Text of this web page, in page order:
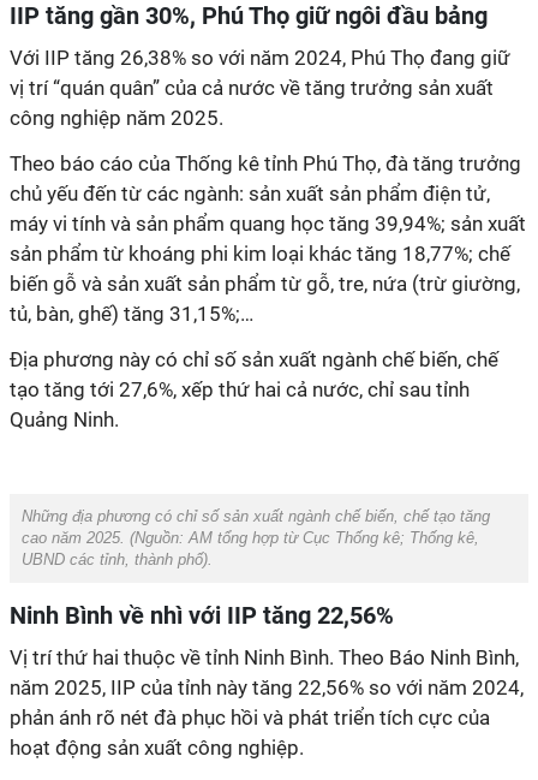
IIP tăng gần 30%, Phú Thọ giữ ngôi đầu bảng
Với IIP tăng 26,38% so với năm 2024, Phú Thọ đang giữ
vị trí “quán quân” của cả nước về tăng trưởng sản xuất
công nghiệp năm 2025.
Theo báo cáo của Thống kê tỉnh Phú Thọ, đà tăng trưởng
chủ yếu đến từ các ngành: sản xuất sản phẩm điện tử,
máy vi tính và sản phẩm quang học tăng 39,94%; sản xuất
sản phẩm từ khoáng phi kim loại khác tăng 18,77%; chế
biến gỗ và sản xuất sản phẩm từ gỗ, tre, nứa (trừ giường,
tủ, bàn, ghế) tăng 31,15%;…
Địa phương này có chỉ số sản xuất ngành chế biến, chế
tạo tăng tới 27,6%, xếp thứ hai cả nước, chỉ sau tỉnh
Quảng Ninh.
Những địa phương có chỉ số sản xuất ngành chế biến, chế tạo tăng
cao năm 2025. (Nguồn:AM tổng hợp từ Cục Thống kê; Thống kê,
UBND các tỉnh, thành phố).
Ninh Bình về nhì với IIP tăng 22,56%
Vị trí thứ hai thuộc về tỉnh Ninh Bình. Theo Báo Ninh Bình,
năm 2025, IIP của tỉnh này tăng 22,56% so với năm 2024,
phản ánh rõ nét đà phục hồi và phát triển tích cực của
hoạt động sản xuất công nghiệp.